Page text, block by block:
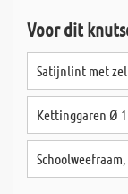
Voor dit
Satijnlint met
Kettinggaren Ø
Schoolweefraam,